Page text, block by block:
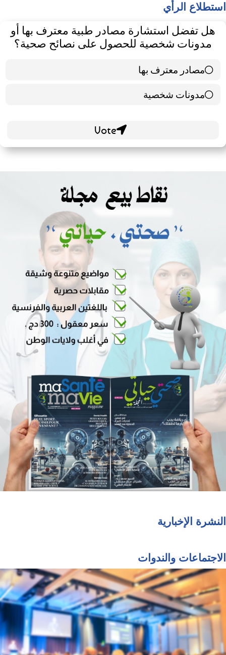
استطلاع الرأي
هل تفضل استشارة مصادر طبية معترف بها أو
مدونات شخصية للحصول على نصائح صحية؟
مصادر معترف بها
39 ( 65 % )
مدونات شخصية
21 ( 35 % )
النشرة الإخبارية
الاجتماعات والندوات